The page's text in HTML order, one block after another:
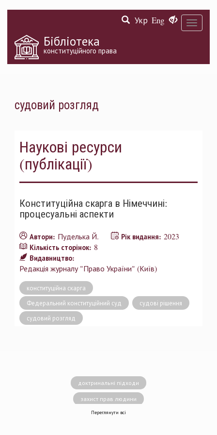
Toggle
Укр Eng
Бібліотека
конституційного права
судовий розгляд
Наукові ресурси
(публікації)
Конституційна скарга в Німеччині:
процесуальні аспекти
Автори: Пуделька Й. Рік видання: 2023
Кількість сторінок: 8
Видавництво:
Редакція журналу "Право України" (Київ)
конституційна скарга
Федеральний конституційний суд
судові рішення
судовий розгляд
доктринальні підходи
захист прав людини
децентралізація влади
Переглянути всі